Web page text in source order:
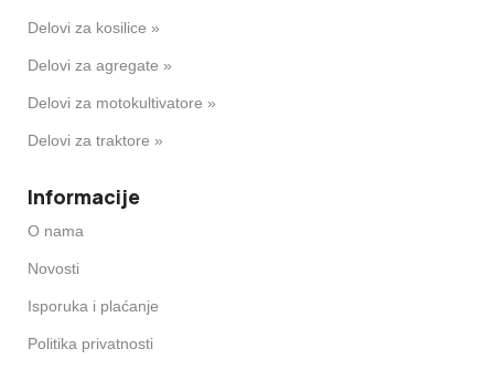
Delovi za kosilice »
Delovi za agregate »
Delovi za motokultivatore »
Delovi za traktore »
Informacije
O nama
Novosti
Isporuka i plaćanje
Politika privatnosti